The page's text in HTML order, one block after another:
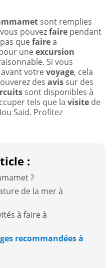
sont remplies
pouvezfaire pendant
quefairea
uneexcursion
Si vous
avant votrevoyage, cela
des avis sur des
sont disponibles à
tels que la visite de
Said. Profitez
:
?
de la mer à
à faire à
recommandées à